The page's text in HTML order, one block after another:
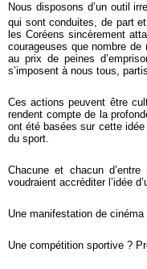
Nous disposons d’un outil
qui sont conduites, de part et
les Coréens sincèrement
courageuses que nombre
au prix de peines
s’imposent à nous tous,
Ces actions peuvent être
rendent compte de la
ont été basées sur cette
du sport.
Chacune et chacun
voudraient accréditer l’idée
Une manifestation de
Une compétition sportive ?